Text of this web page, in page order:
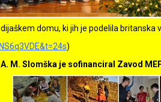
domu, ki jih je podelila britanska
)
M. Slomška je sofinanciral Zavod